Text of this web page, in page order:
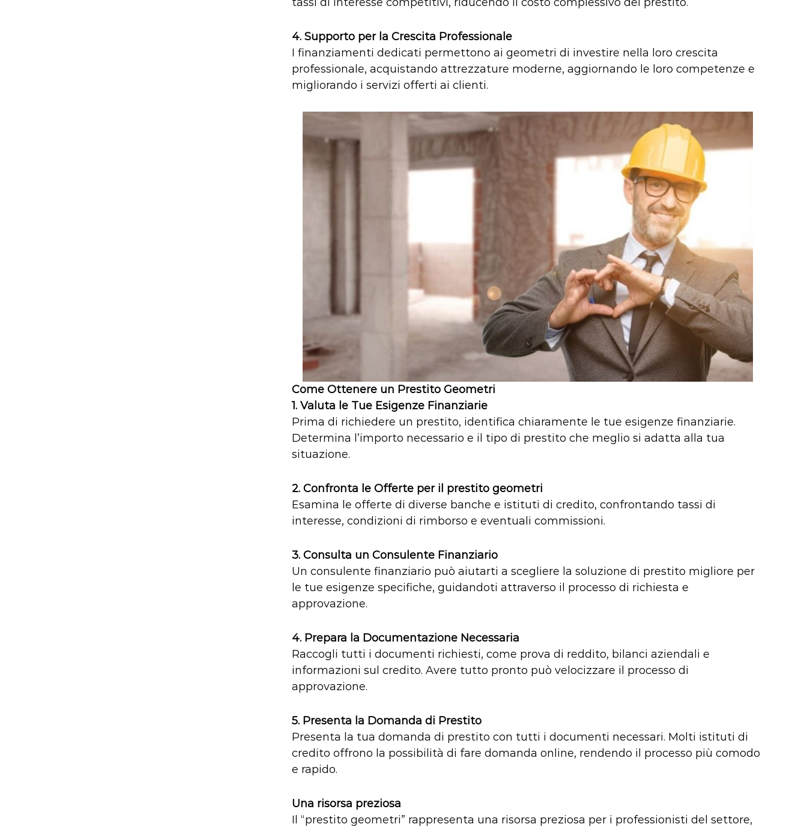
4. Supporto per la Crescita Professionale
I finanziamenti dedicati permettono ai geometri di investire nella loro crescita
professionale, acquistando attrezzature moderne, aggiornando le loro competenze e
migliorando i servizi offerti ai clienti.
Come Ottenere un Prestito Geometri
1. Valuta le Tue Esigenze Finanziarie
Prima di richiedere un prestito, identifica chiaramente le tue esigenze finanziarie.
Determina l’importo necessario e il tipo di prestito che meglio si adatta alla tua
situazione.
2. Confronta le Offerte per il prestito geometri
Esamina le offerte di diverse banche e istituti di credito, confrontando tassi di
interesse, condizioni di rimborso e eventuali commissioni.
3. Consulta un Consulente Finanziario
Un consulente finanziario può aiutarti a scegliere la soluzione di prestito migliore per
le tue esigenze specifiche, guidandoti attraverso il processo di richiesta e
approvazione.
4. Prepara la Documentazione Necessaria
Raccogli tutti i documenti richiesti, come prova di reddito, bilanci aziendali e
informazioni sul credito. Avere tutto pronto può velocizzare il processo di
approvazione.
5. Presenta la Domanda di Prestito
Presenta la tua domanda di prestito con tutti i documenti necessari. Molti istituti di
credito offrono la possibilità di fare domanda online, rendendo il processo più comodo
e rapido.
Una risorsa preziosa
Il “prestito geometri” rappresenta una risorsa preziosa per i professionisti del settore,